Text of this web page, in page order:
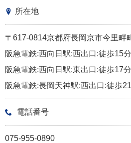
所在地
〒617-0814京都府長岡京市今里畔
阪急電鉄:西向日駅:西出口:徒歩15分
阪急電鉄:西向日駅:東出口:徒歩17分
阪急電鉄:長岡天神駅:西出口:徒歩
電話番号
075-955-0890